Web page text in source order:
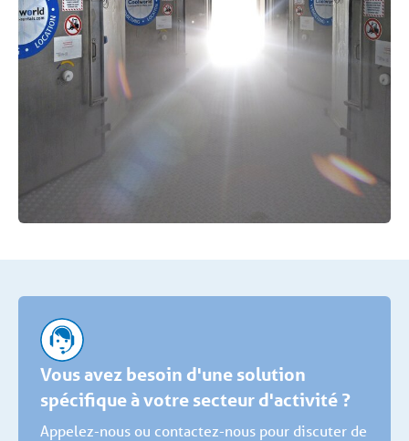
Vous avez besoin d'une solution
spécifique à votre secteur d'activité ?
Appelez-nous ou contactez-nous pour discuter de